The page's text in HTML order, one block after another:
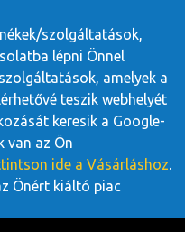
szolgáltatások,
lépni Önnel
amelyek a
teszik webhelyét
keresik a Google-
van az Ön
ide a Vásárláshoz.
Önért kiáltó piac